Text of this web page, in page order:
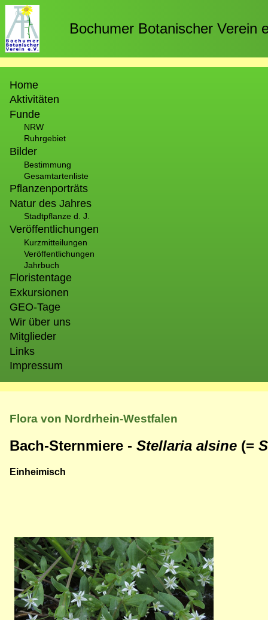
Direkt
zum
Inhalt
Bochumer Botanischer Verein
Home
Aktivitäten
Funde
NRW
Ruhrgebiet
Bilder
Bestimmung
Gesamtartenliste
Pflanzenporträts
Natur des Jahres
Stadtpflanze d. J.
Veröffentlichungen
Kurzmitteilungen
Veröffentlichungen
Jahrbuch
Floristentage
Exkursionen
GEO-Tage
Wir über uns
Mitglieder
Links
Impressum
Flora von Nordrhein-Westfalen
Bach-Sternmiere - Stellaria alsine (=
Einheimisch
Bild